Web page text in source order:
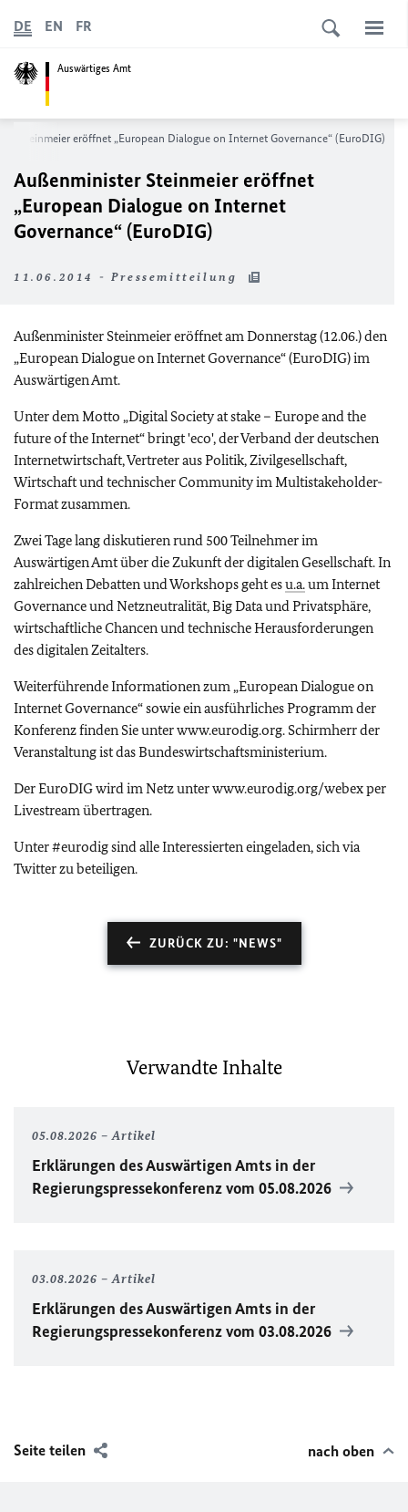
Auswärtiges Amt
DE EN FR
Steinmeier eröffnet „European Dialogue on Internet Governance“ (EuroDIG)
Außenminister Steinmeier eröffnet
„European Dialogue on Internet
Governance“ (EuroDIG)
11.06.2014 - Pressemitteilung
Außenminister Steinmeier eröffnet am Donnerstag (12.06.) den
„European Dialogue on Internet Governance“ (EuroDIG) im
Auswärtigen Amt.
Unter dem Motto „Digital Society at stake – Europe and the
future of the Internet“ bringt 'eco', der Verband der deutschen
Internetwirtschaft, Vertreter aus Politik, Zivilgesellschaft,
Wirtschaft und technischer Community im Multistakeholder-
Format zusammen.
Zwei Tage lang diskutieren rund 500 Teilnehmer im
Auswärtigen Amt über die Zukunft der digitalen Gesellschaft. In
zahlreichen Debatten und Workshops geht esu.a.um Internet
Governance und Netzneutralität, Big Data und Privatsphäre,
wirtschaftliche Chancen und technische Herausforderungen
des digitalen Zeitalters.
Weiterführende Informationen zum „European Dialogue on
Internet Governance“ sowie ein ausführliches Programm der
Konferenz finden Sie unter www.eurodig.org. Schirmherr der
Veranstaltung ist das Bundeswirtschaftsministerium.
Der EuroDIG wird im Netz unter www.eurodig.org/webex per
Livestream übertragen.
Unter #eurodig sind alle Interessierten eingeladen, sich via
Twitter zu beteiligen.
ZURÜCK ZU: "NEWS"
Verwandte Inhalte
05.08.2026 Artikel
Erklärungen des Auswärtigen Amts in der
Regierungspressekonferenz vom 05.08.2026
03.08.2026 Artikel
Erklärungen des Auswärtigen Amts in der
Regierungspressekonferenz vom 03.08.2026
Seite teilen nach oben